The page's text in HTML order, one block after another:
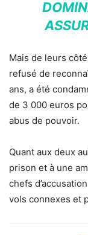
Mais de leurs
refusé de
ans, a été
de 3 000 euros
abus de pouvoir.
Quant aux deux
prison et à une
chefs
vols connexes et